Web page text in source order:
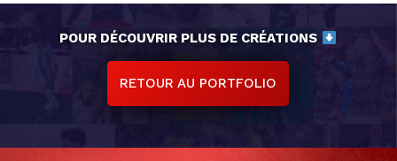
POUR DÉCOUVRIR PLUS DE CRÉATIONS
RETOUR AU PORTFOLIO